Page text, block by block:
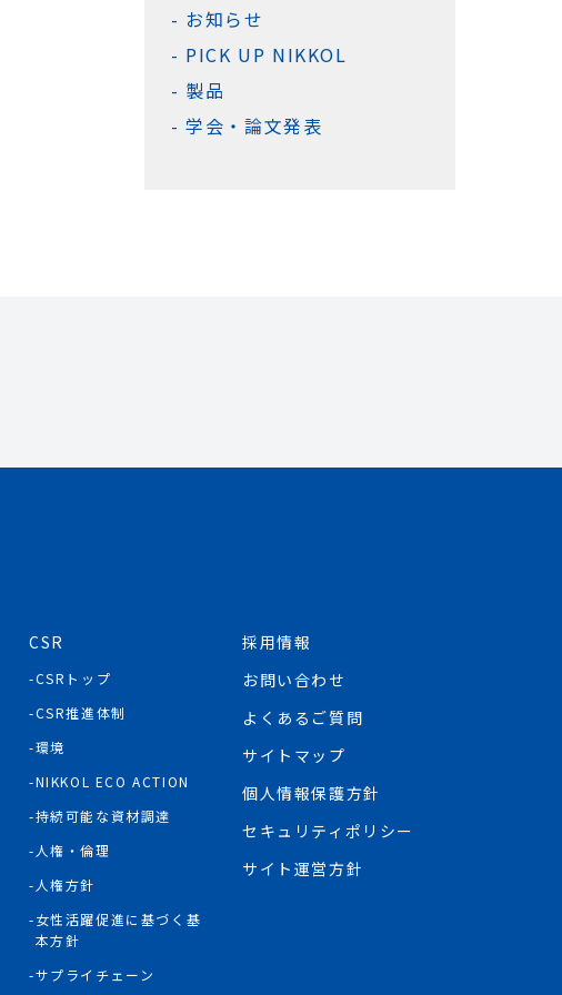
お知らせ
PICK UP NIKKOL
製品
学会・論文発表
CSR
CSRトップ
CSR推進体制
環境
NIKKOL ECO ACTION
持続可能な資材調達
人権・倫理
人権方針
女性活躍促進に基づく基
本方針
サプライチェーン
採用情報
お問い合わせ
よくあるご質問
サイトマップ
個人情報保護方針
セキュリティポリシー
サイト運営方針